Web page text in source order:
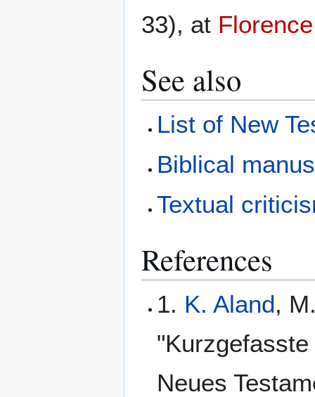
33), at Florence
See also
List of New
Biblical
Textual
References
1. K. Aland,
Neues